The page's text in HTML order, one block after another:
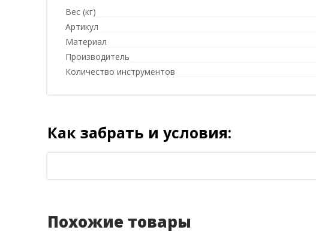
Вес (кг)
Артикул
Материал
Производитель
Количество инструментов
Как забрать и условия:
Похожие товары